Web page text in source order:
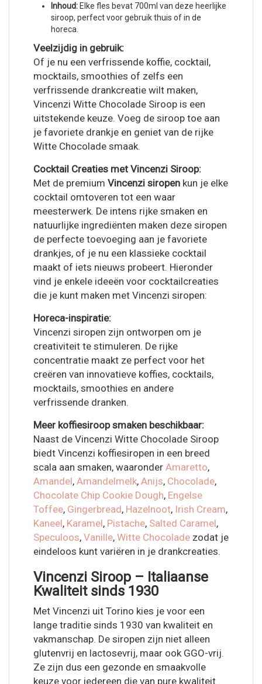
Inhoud: Elke fles bevat 700ml van deze heerlijke
siroop, perfect voor gebruik thuis of in de
horeca.
Veelzijdig in gebruik:
Of je nu een verfrissende koffie, cocktail,
mocktails, smoothies of zelfs een
verfrissende drankcreatie wilt maken,
Vincenzi Witte Chocolade Siroop is een
uitstekende keuze. Voeg de siroop toe aan
je favoriete drankje en geniet van de rijke
Witte Chocolade smaak.
Cocktail Creaties met Vincenzi Siroop:
Met de premium Vincenzi siropen kun je elke
cocktail omtoveren tot een waar
meesterwerk. De intens rijke smaken en
natuurlijke ingrediënten maken deze siropen
de perfecte toevoeging aan je favoriete
drankjes, of je nu een klassieke cocktail
maakt of iets nieuws probeert. Hieronder
vind je enkele ideeën voor cocktailcreaties
die je kunt maken met Vincenzi siropen:
Horeca-inspiratie:
Vincenzi siropen zijn ontworpen om je
creativiteit te stimuleren. De rijke
concentratie maakt ze perfect voor het
creëren van innovatieve koffies, cocktails,
mocktails, smoothies en andere
verfrissende dranken.
Meer koffiesiroop smaken beschikbaar:
Naast de Vincenzi Witte Chocolade Siroop
biedt Vincenzi koffiesiropen in een breed
scala aan smaken, waaronder Amaretto,
Amandel, Amandelmelk, Anijs, Chocolade,
Chocolate Chip Cookie Dough, Engelse
Toffee, Gingerbread, Hazelnoot, Irish Cream,
Kaneel, Karamel, Pistache, Salted Caramel,
Speculoos, Vanille, Witte Chocolade zodat je
eindeloos kunt variëren in je drankcreaties.
Vincenzi Siroop – Italiaanse
Kwaliteit sinds 1930
Met Vincenzi uit Torino kies je voor een
lange traditie sinds 1930 van kwaliteit en
vakmanschap. De siropen zijn niet alleen
glutenvrij en lactosevrij, maar ook GGO-vrij.
Ze zijn dus een gezonde en smaakvolle
keuze voor iedereen die van pure kwaliteit